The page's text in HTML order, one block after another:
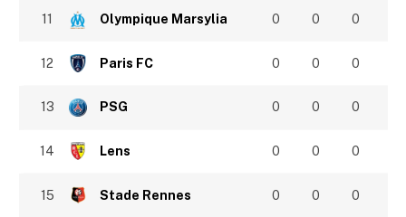
11 Olympique Marsylia 0 0 0
12 Paris FC 0 0 0
13 PSG 0 0 0
14 Lens 0 0 0
15 Stade Rennes 0 0 0